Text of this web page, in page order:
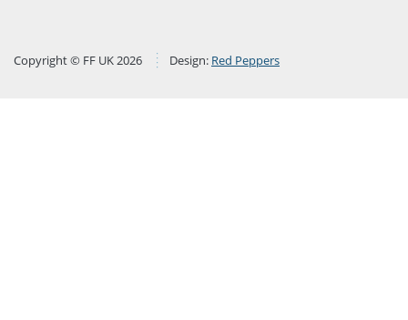
Copyright © FF UK 2026 Design: Red Peppers